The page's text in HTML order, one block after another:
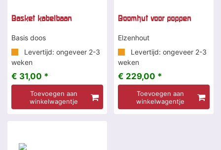
Basket kabelbaan
Basis doos
Levertijd: ongeveer 2-3
weken
€ 31,00 *
Toevoegen aan
winkelwagentje
Boomhut voor poppen
Elzenhout
Levertijd: ongeveer 2-3
weken
€ 229,00 *
Toevoegen aan
winkelwagentje